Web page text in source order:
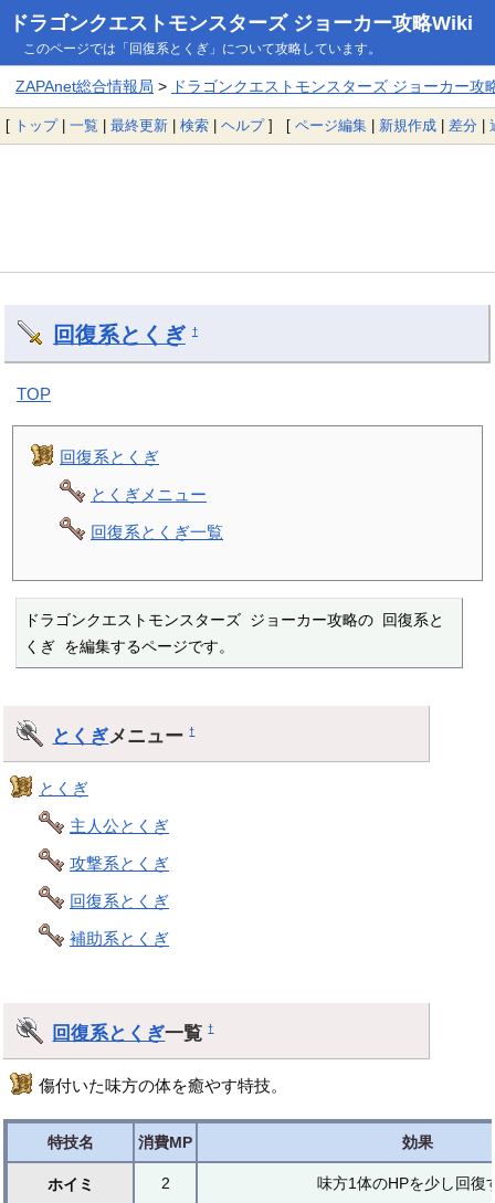
ドラゴンクエストモンスターズ ジョーカー攻略Wiki
このページでは「回復系とくぎ」について攻略しています。
ZAPAnet総合情報局 > ドラゴンクエストモンスターズ ジョーカー攻
[ トップ| 一覧 | 最終更新 | 検索 | ヘルプ] [ ページ編集 | 新規作成 | 差分 |
回復系とくぎ †
TOP
回復系とくぎ
とくぎメニュー
回復系とくぎ一覧
ドラゴンクエストモンスターズ ジョーカー攻略の 回復系と
くぎ を編集するページです。
とくぎメニュー†
とくぎ
主人公とくぎ
攻撃系とくぎ
回復系とくぎ
補助系とくぎ
回復系とくぎ一覧†
傷付いた味方の体を癒やす特技。
特技名 消費MP 効果
ホイミ 2 味方1体のHPを少し回復